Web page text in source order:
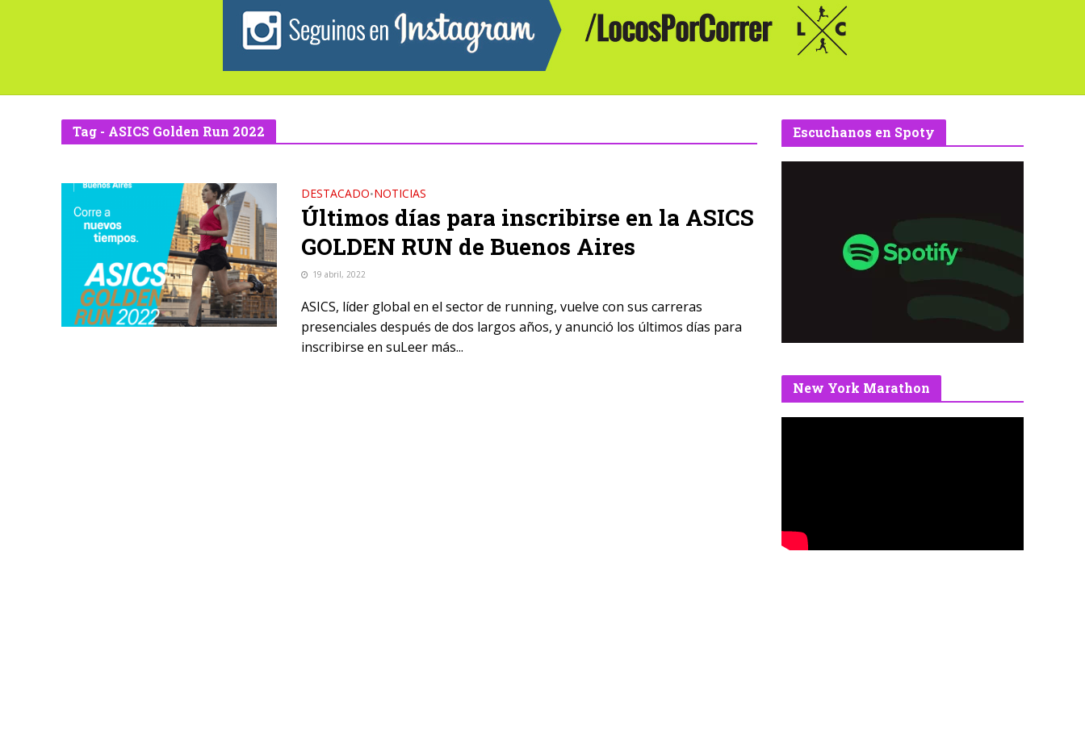
Tag - ASICS Golden Run 2022
DESTACADO•NOTICIAS
Últimos días para inscribirse en la ASICS
GOLDEN RUN de Buenos Aires
19 abril, 2022
ASICS, líder global en el sector de running, vuelve con sus carreras
presenciales después de dos largos años, y anunció los últimos días para
inscribirse en suLeer más...
Escuchanos en Spoty
New York Marathon